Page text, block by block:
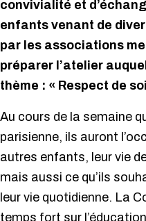
convivialité et
enfants venant de
par les associations
préparer l’atelier
thème : « Respect de
Au cours de la semaine
parisienne, ils auront
autres enfants, leur vie
mais aussi ce qu’ils
leur vie quotidienne. La
temps fort sur